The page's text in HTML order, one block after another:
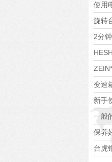
使用
解吗
旋转
2分
车影
仪
变速
新手
一般
保养
用”
台虎